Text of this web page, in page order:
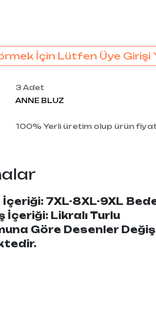
İçin Lütfen Üye Girişi
3 Adet
ANNE BLUZ
100% Yerli üretim olup ürün
7XL-8XL-9XL
İçeriği: Likralı Turlu
Göre Desenler